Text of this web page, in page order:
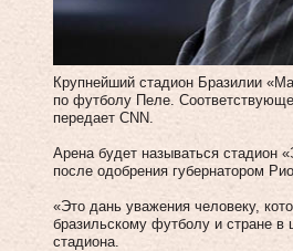
Крупнейший стадион Бразилии
по футболу Пеле.
передает CNN.
Арена будет называться стадион
после одобрения губернатором
«Это дань уважения человеку,
бразильскому футболу и стране
стадиона.